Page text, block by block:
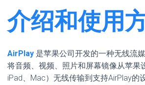
介绍和使用
AirPlay 是苹果公司开发的一种无线流
将音频、视频、照片和屏幕镜像从苹果
iPad、Mac）无线传输到支持AirPlay的